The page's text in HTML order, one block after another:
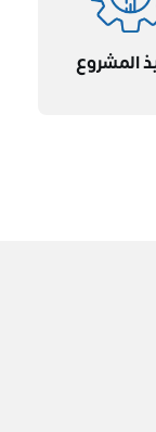
المشروع